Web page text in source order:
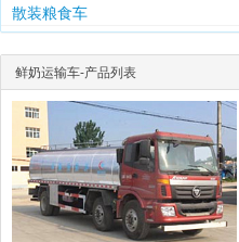
散装粮食车
鲜奶运输车-产品列表